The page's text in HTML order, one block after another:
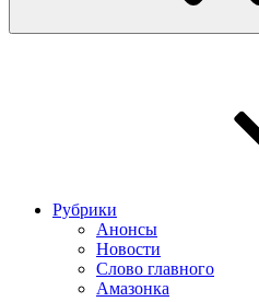
Рубрики
Анонсы
Новости
Слово главного
Амазонка